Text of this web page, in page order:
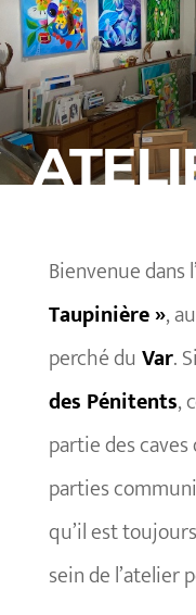
Bienvenue dans
Taupinière »,
perché du Var.
des Pénitents,
partie des
parties
qu’il est
sein de l’atelier